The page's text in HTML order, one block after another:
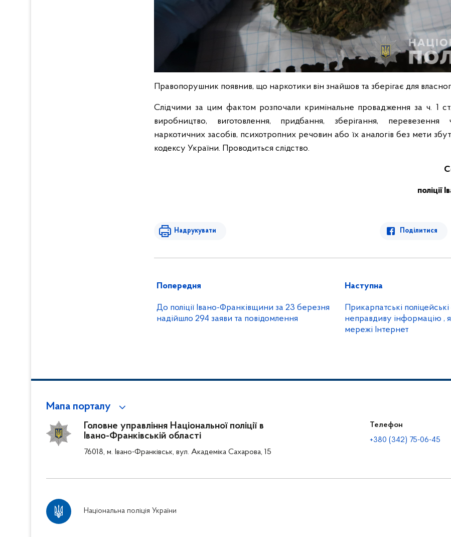
Правопорушник появнив, що наркотики він знайшов та зберігає для
Слідчими за цим фактом розпочали кримінальне провадження за ч. 1
виробництво, виготовлення, придбання, зберігання, перевезення
наркотичних засобів, психотропних речовин або їх аналогів без мети
кодексу України. Проводиться слідство.
поліції
Надрукувати Поділитися
Попередня
До поліції Івано-Франківщини за 23 березня
надійшло 294 заяви та повідомлення
Наступна
Прикарпатські
неправдиву інформацію ,
мережі Інтернет
Мапа порталу
Головне управління Національної поліції в
Івано-Франківській області
76018, м. Івано-Франківськ, вул. Академіка Сахарова, 15
Телефон
+380 (342) 75-06-45
Національна поліція України